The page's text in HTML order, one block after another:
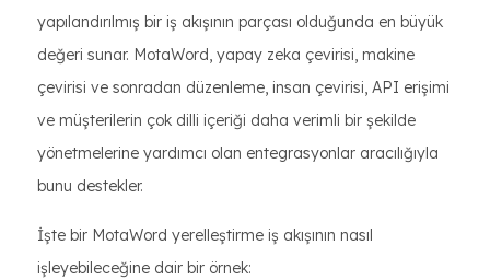
yapılandırılmış bir iş akışının parçası olduğunda en büyük
değeri sunar. MotaWord, yapay zeka çevirisi, makine
çevirisi ve sonradan düzenleme, insan çevirisi, API erişimi
ve müşterilerin çok dilli içeriği daha verimli bir şekilde
yönetmelerine yardımcı olan entegrasyonlar aracılığıyla
bunu destekler.
İşte bir MotaWord yerelleştirme iş akışının nasıl
işleyebileceğine dair bir örnek: